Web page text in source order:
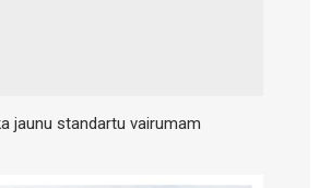
jaunu standartu vairumam